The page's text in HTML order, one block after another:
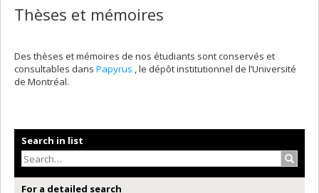
Thèses et mémoires
Des thèses et mémoires de nos étudiants sont conservés et
consultables dans Papyrus , le dépôt institutionnel de l’Université
de Montréal.
Search in list
For a detailed search